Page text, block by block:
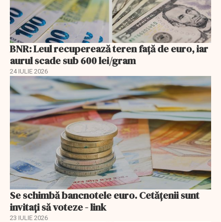
BNR: Leul recuperează teren faţă de euro, iar
aurul scade sub 600 lei/gram
24 IULIE 2026
Se schimbă bancnotele euro. Cetățenii sunt
invitați să voteze - link
23 IULIE 2026